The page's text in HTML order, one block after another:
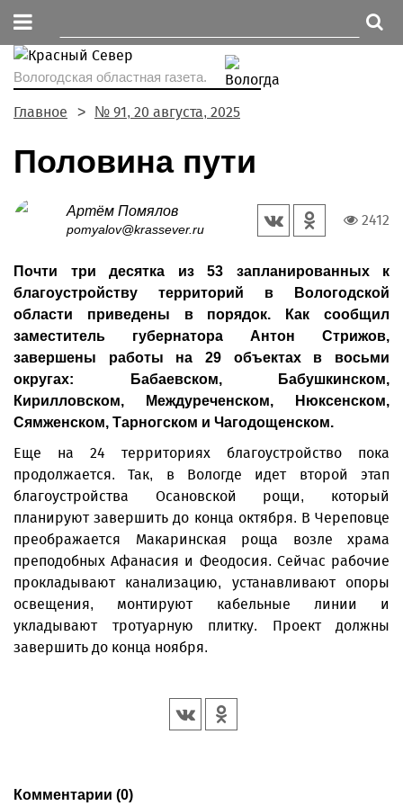
Вологодская областная газета.
Главное № 91, 20 августа, 2025
Половина пути
Артём Помялов
pomyalov@krassever.ru
2412
Почти три десятка из 53 запланированных к
благоустройству территорий в Вологодской
области приведены в порядок. Как сообщил
заместитель губернатора Антон Стрижов,
завершены работы на 29 объектах в восьми
округах: Бабаевском, Бабушкинском,
Кирилловском, Междуреченском, Нюксенском,
Сямженском, Тарногском и Чагодощенском.
Еще на 24 территориях благоустройство пока
продолжается. Так, в Вологде идет второй этап
благоустройства Осановской рощи, который
планируют завершить до конца октября. В Череповце
преображается Макаринская роща возле храма
преподобных Афанасия и Феодосия. Сейчас рабочие
прокладывают канализацию, устанавливают опоры
освещения, монтируют кабельные линии и
укладывают тротуарную плитку. Проект должны
завершить до конца ноября.
Комментарии (0)